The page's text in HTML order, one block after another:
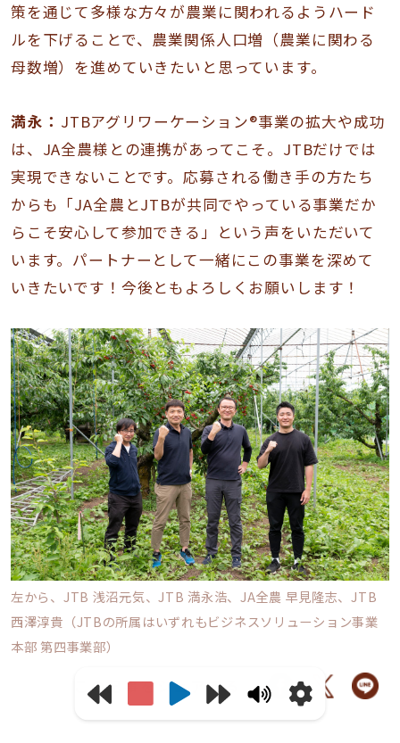
策を通じて多様な方々が農業に関われるようハード
ルを下げることで、農業関係人口増（農業に関わる
母数増）を進めていきたいと思っています。
満永： JTBアグリワーケーション®事業の拡大や成功
は、JA全農様との連携があってこそ。JTBだけでは
実現できないことです。応募される働き手の方たち
からも「JA全農とJTBが共同でやっている事業だか
らこそ安心して参加できる」という声をいただいて
います。パートナーとして一緒にこの事業を深めて
いきたいです！今後ともよろしくお願いします！
左から、JTB 浅沼元気、JTB 満永浩、JA全農 早見隆志、JTB
西澤淳貴（JTBの所属はいずれもビジネスソリューション事業
本部 第四事業部）
この記事をシェアする